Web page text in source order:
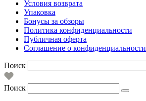
Условия возврата
Упаковка
Бонусы за обзоры
Политика конфиденциальности
Публичная оферта
Соглашение о конфиденциальности
Поиск
Поиск